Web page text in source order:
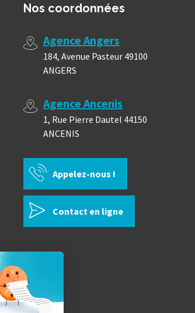
Nos coordonnées
Agence Angers
184, Avenue Pasteur 49100
ANGERS
Agence Ancenis
1, Rue Pierre Dautel 44150
ANCENIS
Appelez-nous !
Contact en ligne